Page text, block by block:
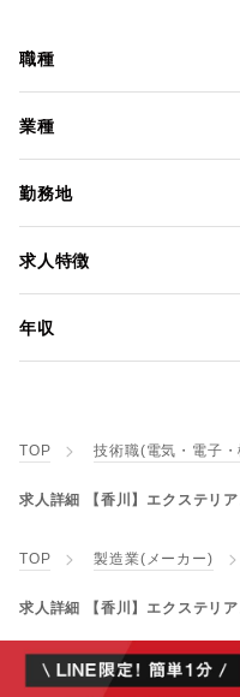
職種
業種
勤務地
求人特徴
年収
TOP 技術職(電気・電子
求人詳細 【香川】エクステリ
TOP 製造業(メーカー)
求人詳細 【香川】エクステリ